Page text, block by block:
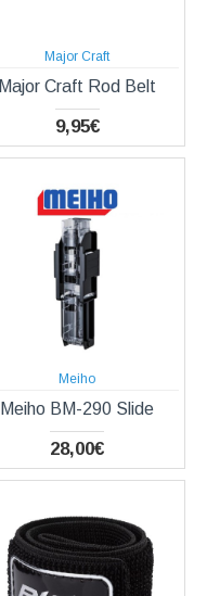
Major Craft
Major Craft Rod Belt
9,95€
Meiho
Meiho BM-290 Slide
28,00€